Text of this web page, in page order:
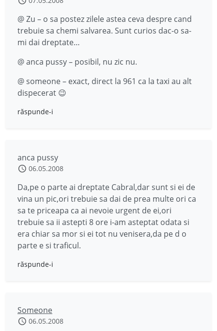
@ Zu – o sa postez zilele astea ceva despre cand
trebuie sa chemi salvarea. Sunt curios dac-o sa-
mi dai dreptate…
@ anca pussy – posibil, nu zic nu.
@ someone – exact, direct la 961 ca la taxi au alt
dispecerat 😉
răspunde-i
anca pussy
06.05.2008
Da,pe o parte ai dreptate Cabral,dar sunt si ei de
vina un pic,ori trebuie sa dai de prea multe ori ca
sa te priceapa ca ai nevoie urgent de ei,ori
trebuie sa ii astepti 8 ore i-am asteptat odata si
era chiar sa mor si ei tot nu venisera,da pe d o
parte e si traficul.
răspunde-i
Someone
06.05.2008